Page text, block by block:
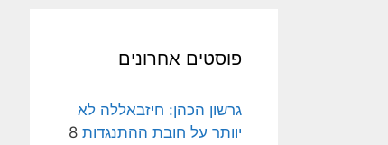
פוסטים אחרונים
גרשון הכהן: חיזבאללה לא
יוותר על חובת ההתנגדות 8